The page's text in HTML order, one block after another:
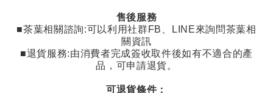
售後服務
■茶葉相關諮詢:可以利用社群FB LINE來詢問茶葉相
關資訊
■退貨服務:由消費者完成簽收取件後如有不適合的產
品，可申請退貨。
可退貨條件：